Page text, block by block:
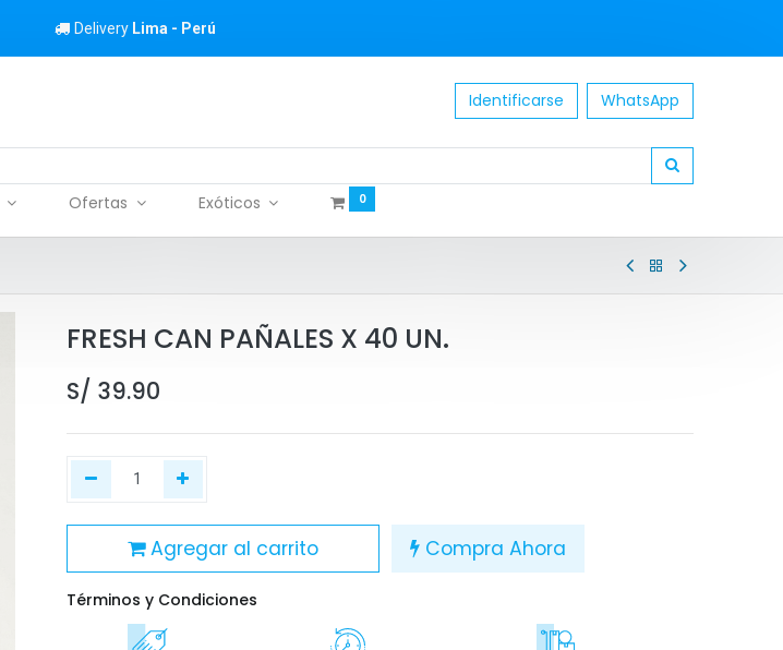
Delivery Lima - Perú
Identificarse WhatsApp
Ofertas Exóticos 0
FRESH CAN PAÑALES X 40 UN.
S/ 39.90
Agregar al carrito Compra Ahora
Términos y Condiciones